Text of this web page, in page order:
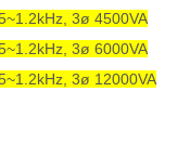
3ø 4500VA
3ø 6000VA
3ø 12000VA